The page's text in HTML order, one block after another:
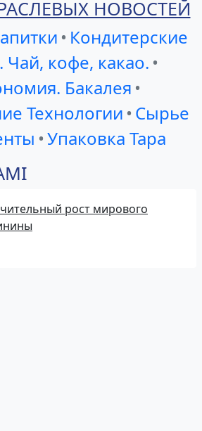
НОВОСТЕЙ
• Кондитерские
Чай, кофе, какао. •
Бакалея •
Технологии • Сырье
•Упаковка Тара
рост мирового